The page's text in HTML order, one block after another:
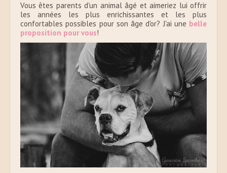
Vous êtes parents d'un animal âgé et aimeriez lui offrir
les années les plus enrichissantes et les plus
confortables possibles pour son âge d'or? J'ai une belle
proposition pour vous!